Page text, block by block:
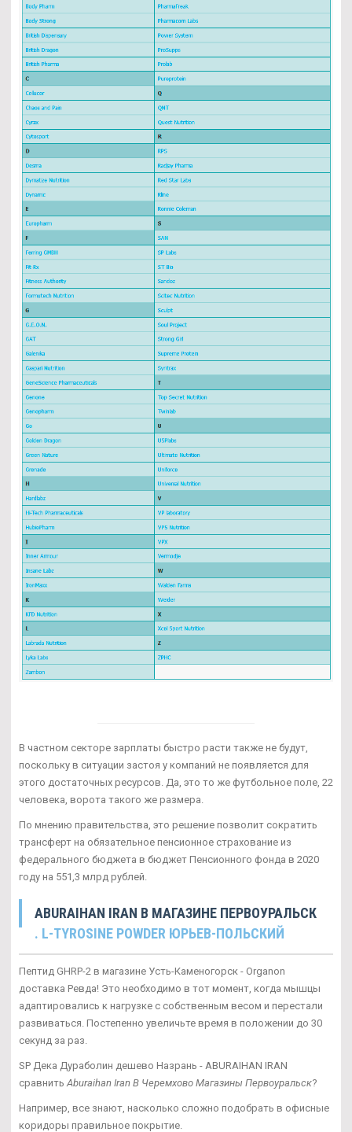
В частном секторе зарплаты быстро расти также не будут,
поскольку в ситуации застоя у компаний не появляется для
этого достаточных ресурсов. Да, это то же футбольное поле, 22
человека, ворота такого же размера.
По мнению правительства, это решение позволит сократить
трансферт на обязательное пенсионное страхование из
федерального бюджета в бюджет Пенсионного фонда в 2020
году на 551,3 млрд рублей.
ABURAIHAN IRAN В МАГАЗИНЕ ПЕРВОУРАЛЬСК
. L-TYROSINE POWDER ЮРЬЕВ-ПОЛЬСКИЙ
Пептид GHRP-2 в магазине Усть-Каменогорск - Organon
доставка Ревда! Это необходимо в тот момент, когда мышцы
адаптировались к нагрузке с собственным весом и перестали
развиваться. Постепенно увеличьте время в положении до 30
секунд за раз.
SP Дека Дураболин дешево Назрань - ABURAIHAN IRAN
сравнить Aburaihan Iran В Черемхово Магазины Первоуральск?
Например, все знают, насколько сложно подобрать в офисные
коридоры правильное покрытие.